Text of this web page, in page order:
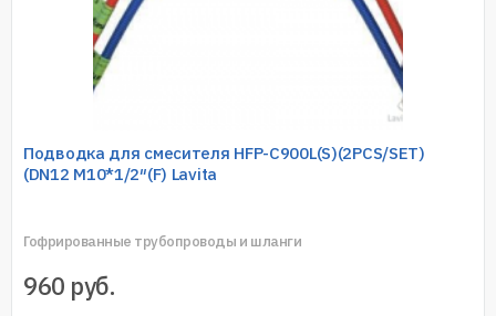
Подводка для смесителя HFP-C900L(S)(2PCS/SET)
(DN12 M10*1/2″(F) Lavita
Гофрированные трубопроводы и шланги
960 руб.